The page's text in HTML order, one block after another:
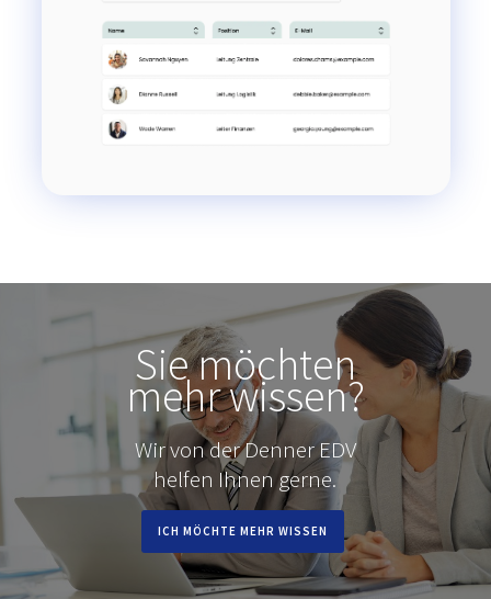
Sie möchten
mehr wissen?
Wir von der Denner EDV
helfen Ihnen gerne.
ICH MÖCHTE MEHR WISSEN